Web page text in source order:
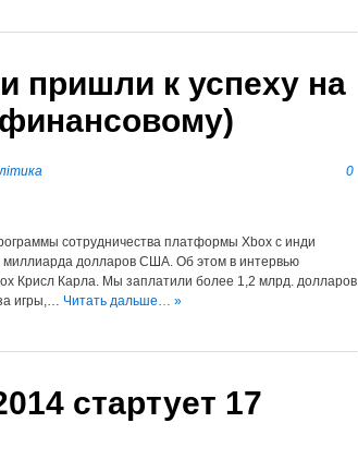
пришли к успеху на
0
сотрудничества платформы Xbox c инди
долларов США. Об этом в интервью
Крисл Карла. Мы заплатили более 1,2 млрд. долларов
игры,… Читать дальше… »
стартует 17